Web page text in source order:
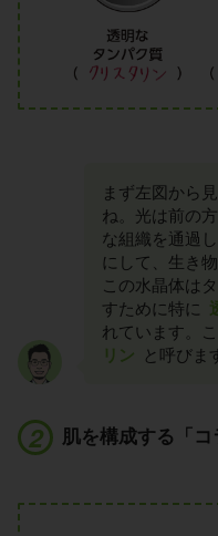
まず左図から
ね。光は前の
な組織を通過
にして、生き
この水晶体は
すために特に
れています。
リン
と呼びま
肌を構成する「コ